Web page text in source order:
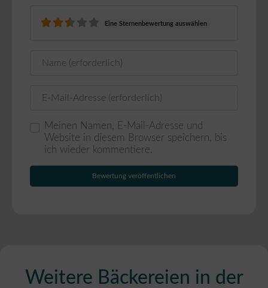
Eine Sternenbewertung auswählen
Meinen Namen, E-Mail-Adresse und
Website in diesem Browser speichern, bis
ich wieder kommentiere.
Weitere Bäckereien in der